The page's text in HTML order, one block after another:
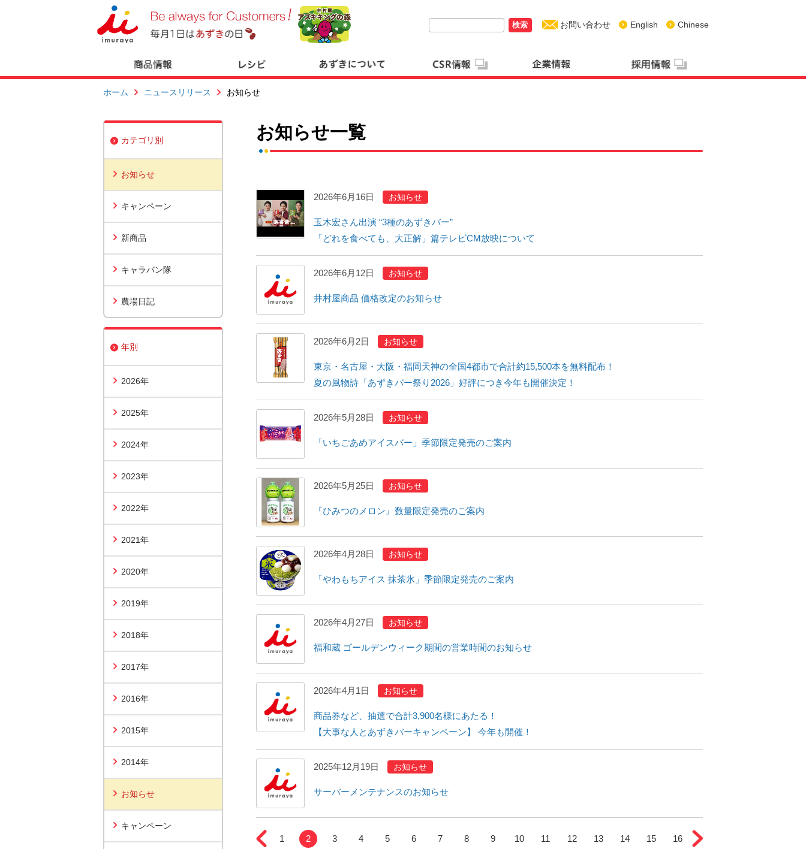
検索 お問い合わせ English Chinese
ホーム ニュースリリース お知らせ
カテゴリ別
お知らせ
キャンペーン
新商品
キャラバン隊
農場日記
年別
2026年
2025年
2024年
2023年
2022年
2021年
2020年
2019年
2018年
2017年
2016年
2015年
2014年
お知らせ
キャンペーン
お知らせ一覧
2026年6月16日 お知らせ
玉木宏さん出演 “3種のあずきバー”
「どれを食べても、大正解」篇テレビCM放映について
2026年6月12日 お知らせ
井村屋商品 価格改定のお知らせ
2026年6月2日 お知らせ
東京・名古屋・大阪・福岡天神の全国4都市で合計約15,500本を無料配布！
夏の風物詩「あずきバー祭り2026」好評につき今年も開催決定！
2026年5月28日 お知らせ
「いちごあめアイスバー」季節限定発売のご案内
2026年5月25日 お知らせ
『ひみつのメロン』数量限定発売のご案内
2026年4月28日 お知らせ
「やわもちアイス 抹茶氷」季節限定発売のご案内
2026年4月27日 お知らせ
福和蔵 ゴールデンウィーク期間の営業時間のお知らせ
2026年4月1日 お知らせ
商品券など、抽選で合計3,900名様にあたる！
【大事な人とあずきバーキャンペーン】 今年も開催！
2025年12月19日 お知らせ
サーバーメンテナンスのお知らせ
1 2 3 4 5 6 7 8 9 10 11 12 13 14 15
16